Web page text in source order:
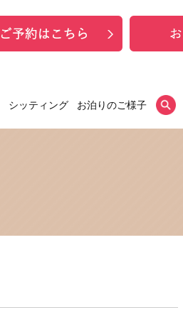
シッティング お泊りのご様子